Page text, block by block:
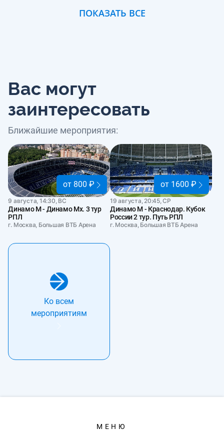
ПОКАЗАТЬ ВСЕ
Вас могут
заинтересовать
Ближайшие мероприятия:
от 800 ₽
9 августа, 14:30, ВС
Динамо М - Динамо Мх. 3 тур
РПЛ
г. Москва, Большая ВТБ Арена
от 1600 ₽
19 августа, 20:45, СР
Динамо М - Краснодар. Кубок
России 2 тур. Путь РПЛ
г. Москва, Большая ВТБ Арена
Ко всем
мероприятиям
МЕНЮ